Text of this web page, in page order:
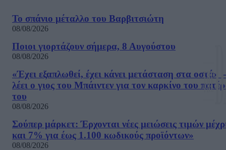
Το σπάνιο μέταλλο του Βαρβιτσιώτη
08/08/2026
Ποιοι γιορτάζουν σήμερα, 8 Αυγούστου
08/08/2026
«Έχει εξαπλωθεί, έχει κάνει μετάσταση στα οστά»
λέει ο γιος του Μπάιντεν για τον καρκίνο του
του
08/08/2026
Σούπερ μάρκετ: Έρχονται νέες μειώσεις τιμών
και 7% για έως 1.100 κωδικούς προϊόντων»
08/08/2026